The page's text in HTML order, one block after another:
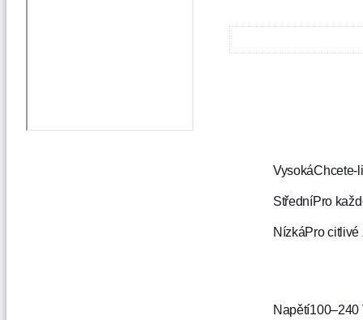
VysokáChcete-
StředníPro
NízkáPro citlivé
Napětí100–240